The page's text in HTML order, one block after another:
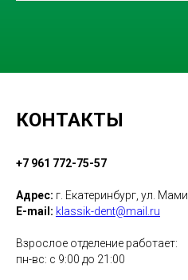
КОНТАКТЫ
+7 961 772-75-57
Адрес: г. Екатеринбург, ул.
E-mail: klassik-dent@mail.ru
Взрослое отделение работает:
пн-вс: с 9:00 до 21:00